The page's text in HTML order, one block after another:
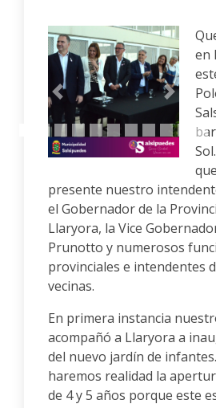
Anterior
en
presente nuestro
el Gobernador de la
Llaryora, la Vice
Prunotto y numerosos
provinciales e intendentes
vecinas.
En primera instancia
acompañó a Llaryora a
del nuevo jardín de
haremos realidad la
de 4 y 5 años porque este